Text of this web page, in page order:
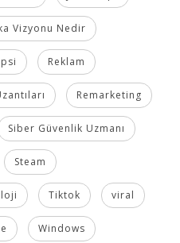
Vizyonu Nedir
Reklam
Remarketing
Siber Güvenlik Uzmanı
Steam
Tiktok viral
Windows